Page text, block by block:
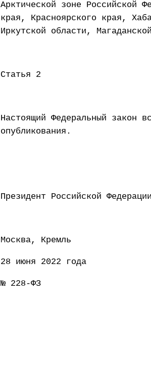
Арктической зоне Российской
края, Красноярского края,
Иркутской области,
Статья 2
Настоящий Федеральный закон
опубликования.
Президент
Москва, Кремль
28 июня 2022 года
№ 228-ФЗ